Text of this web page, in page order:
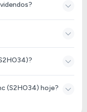
(S2HO34) hoje?